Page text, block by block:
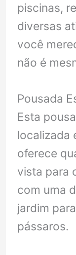
piscinas,
diversas
você
não é
Pousada
Esta
localizada
oferece
vista para
com uma
jardim
pássaros.